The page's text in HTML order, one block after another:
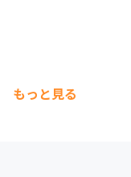
もっと見る